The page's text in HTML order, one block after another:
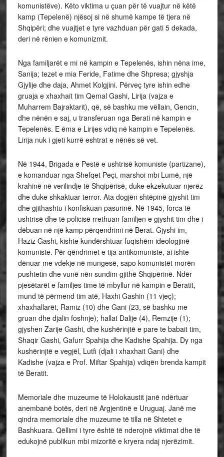
komunistëve). Këto viktima u çuan për të vuajtur në këtë
kamp (Tepelenë) njësoj si në shumë kampe të tjera në
Shqipëri; dhe vuajtjet e tyre vazhduan për gati 5 dekada,
deri në rënien e komunizmit.
Nga familjarët e mi në kampin e Tepelenës, ishin nëna ime,
Sanija; tezet e mia Feride, Fatime dhe Shpresa; gjyshja
Gjylije dhe daja, Ahmet Kolgjini. Përveç tyre ishin edhe
gruaja e xhaxhait tim Qemal Gashi, Lirija (vajza e
Muharrem Bajraktarit), që, së bashku me vëllain, Gencin,
dhe nënën e saj, u transferuan nga Berati në kampin e
Tepelenës. E ëma e Lirijes vdiq në kampin e Tepelenës.
Lirija nuk i gjeti kurrë eshtrat e nënës së vet.
Në 1944, Brigada e Pestë e ushtrisë komuniste (partizane),
e komanduar nga Shefqet Peçi, marshoi mbi Lumë, një
krahinë në verilindje të Shqipërisë, duke ekzekutuar njerëz
dhe duke shkaktuar terror. Ata dogjën shtëpinë gjyshit tim
dhe gjithashtu i konfiskuan pasurinë. Në 1945, forca të
ushtrisë dhe të policisë rrethuan familjen e gjyshit tim dhe i
dëbuan në një kamp përqendrimi në Berat. Gjyshi im,
Haziz Gashi, kishte kundërshtuar fuqishëm ideologjinë
komuniste. Për qëndrimet e tija antikomuniste, ai ishte
dënuar me vdekje në mungesë, sapo komunistët morën
pushtetin dhe vunë nën sundim gjithë Shqipërinë. Ndër
pjesëtarët e familjes time të mbyllur në kampin e Beratit,
mund të përmend tim atë, Haxhi Gashin (11 vjeç);
xhaxhallarët, Ramiz (10) dhe Gani (23, së bashku me
gruan dhe djalin foshnje); hallat Dalije (4), Remzije (1);
gjyshen Zarije Gashi, dhe kushërinjtë e pare te babait tim,
Shaqir Gashi, Gafurr Spahija dhe Kadishe Spahija. Dy nga
kushërinjtë e vegjël, Lutfi (djali i xhaxhait Gani) dhe
Kadishe (vajza e Prof. Miftar Spahija) vdiqën brenda kampit
të Beratit.
Memoriale dhe muzeume të Holokaustit janë ndërtuar
anembanë botës, deri në Argjentinë e Uruguaj. Janë me
qindra memoriale dhe muzeume të tilla në Shtetet e
Bashkuara. Qëllimi i tyre është të nderojnë viktimat dhe të
edukojnë publikun mbi mizoritë e kryera ndaj njerëzimit.